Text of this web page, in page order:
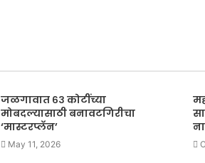
जळगावात ६३ कोटींच्या
मोबदल्यासाठी बनावटगिरीचा
‘मास्टरप्लॅन’
May 11, 2026